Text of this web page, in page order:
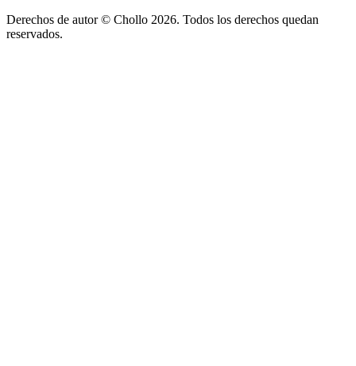
Derechos de autor © Chollo 2026. Todos los derechos quedan
reservados.